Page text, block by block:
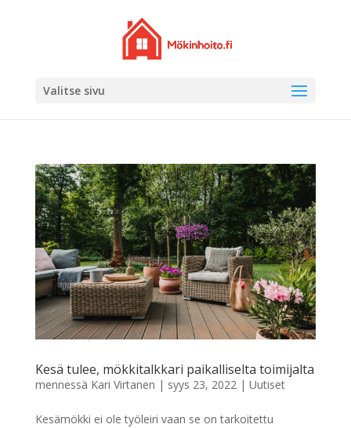
Valitse sivu
Kesä tulee, mökkitalkkari paikalliselta toimijalta
mennessä Kari Virtanen | syys 23, 2022| Uutiset
Kesämökki ei ole työleiri vaan se on tarkoitettu